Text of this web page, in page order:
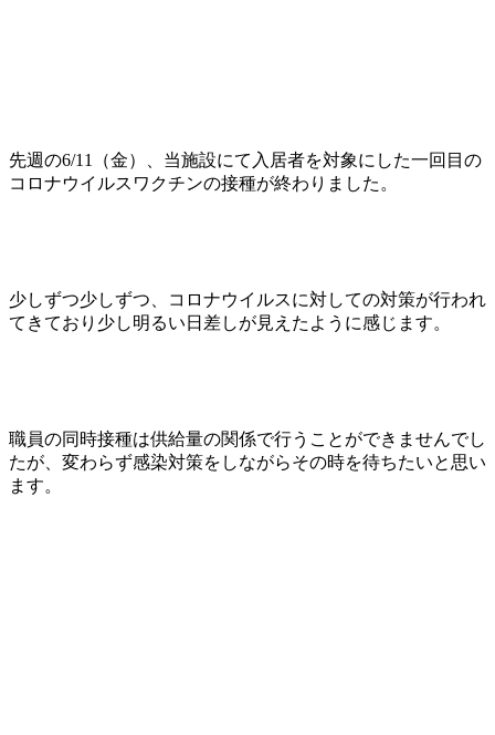
先週の6/11（金）、当施設にて入居者を対象にした一回目の
コロナウイルスワクチンの接種が終わりました。
少しずつ少しずつ、コロナウイルスに対しての対策が行われ
てきており少し明るい日差しが見えたように感じます。
職員の同時接種は供給量の関係で行うことができませんでし
たが、変わらず感染対策をしながらその時を待ちたいと思い
ます。